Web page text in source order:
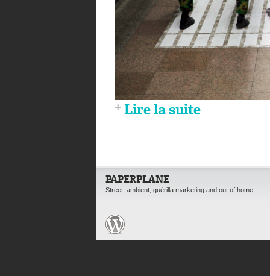
Lire la suite
PAPERPLANE
Street, ambient, guérilla marketing and out of home